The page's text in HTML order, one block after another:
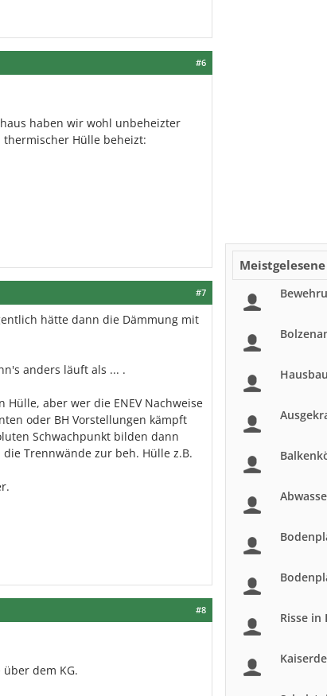
#6
haben wir wohl unbeheizter
thermischer Hülle beheizt:
#7
hätte dann die Dämmung mit
anders läuft als ... .
aber wer die ENEV Nachweise
oder BH Vorstellungen kämpft
Schwachpunkt bilden dann
Trennwände zur beh. Hülle z.B.
#8
dem KG.
Risse in